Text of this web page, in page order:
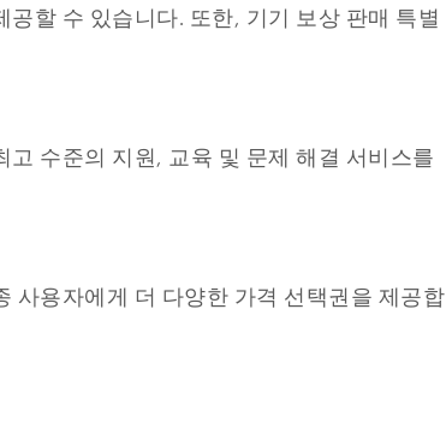
할 수 있습니다. 또한, 기기 보상 판매 특별
수준의 지원, 교육 및 문제 해결 서비스를
사용자에게 더 다양한 가격 선택권을 제공합